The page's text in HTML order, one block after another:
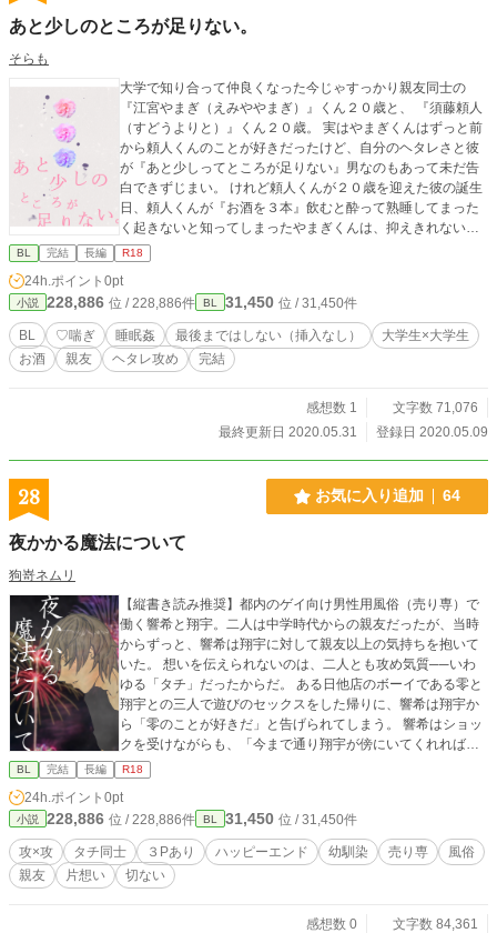
焼くレインズ。 ルストックが幸せならそれでいい。 そう思
喰われてしまう。 自棄になり敵討ちに暴走するルストック
と、それを庇って大怪我を負うレインズ。 ルストックの、レ
インズへの恩は日々重く積み重なり、 レインズの、ルストッ
クへの想いもまた、封ができないほどになっていた。 『囚わ
れの勇者』シリーズのスピンオフ作品ですが、元シリーズは
読んでいなくても楽しめます。 ※勇者達は、ほとんど出ませ
ん。
あと少しのところが足りない。
そらも
大学で知り合って仲良くなった今じゃすっかり親友同士の
『江宮やまぎ（えみややまぎ）』くん２０歳と、 『須藤頼人
（すどうよりと）』くん２０歳。 実はやまぎくんはずっと前
から頼人くんのことが好きだったけど、自分のヘタレさと彼
が『あと少しってところが足りない』男なのもあって未だ告
白できずじまい。 けれど頼人くんが２０歳を迎えた彼の誕生
日、頼人くんが『お酒を３本』飲むと酔って熟睡してまった
く起きないと知ってしまったやまぎくんは、抑えきれない想
いから気づいたら頼人くんに夜な夜なえっちなコトをしちゃ
うようになって……な、お話であります♡ ヘタレ優しい意志
よわお酒つよつよ童貞大学生×ちょっと抜けてるおバカ元気な
お酒よわよわ（童貞）大学生カップリングです♪ タグにもあ
りますが、攻めのやまぎくんが受けの頼人くんを睡眠姦して
おりますのでどうぞご注意ください。 ただし、こちらもタグ
にある通り最後までは致しておりませんのであしからずで
素敵な表紙は、pixiv小説用フリー素材にて、『やまなし』
様からお借りしました。ありがとうございます！ ※ 2020/0
BL 完結 長編 R18
24h.ポイント 0pt
小説 228,886 位 / 228,886件 BL 31,450 位 / 31,450件
BL ♡喘ぎ 睡眠姦 最後まではしない（挿入なし）
大学生×大学生
お酒
親友 ヘタレ攻め 完結
感想数 1
文字数 71,076
最終更新日 2020.05.31
登録日 2020.05.09
28 お気に入り追加 64
夜かかる魔法について
狗嵜ネムリ
【縦書き読み推奨】都内のゲイ向け男性用風俗（売り専）で
働く響希と翔宇。二人は中学時代からの親友だったが、当時
からずっと、響希は翔宇に対して親友以上の気持ちを抱いて
いた。 想いを伝えられないのは、二人とも攻め気質──いわ
ゆる「タチ」だったからだ。 ある日他店のボーイである零と
翔宇との三人で遊びのセックスをした帰りに、響希は翔宇か
ら「零のことが好きだ」と告げられてしまう。 響希はショッ
クを受けながらも、「今まで通り翔宇が傍にいてくれればい
い」と思い込もうとするが……
BL 完結 長編 R18
24h.ポイント 0pt
小説 228,886 位 / 228,886件 BL 31,450 位 / 31,450件
攻×攻 タチ同士 ３Pあり ハッピーエンド 幼馴染 売り専
風俗
親友
片想い 切ない
感想数 0
文字数 84,361